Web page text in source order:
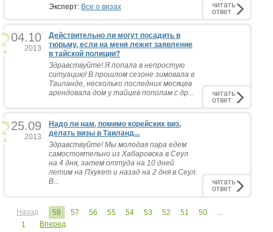
Эксперт: Все о визах читать
ответ
04.10
2013
Действительно ли могут посадить в
тюрьму, если на меня лежит заявление
в тайской полиции?
Здравствуйте! Я попала в непростую
ситуацию! В прошлом сезоне зимовала в
Таиланде, несколько последних месяцев
арендовала дом у тайцев пополам с др...
читать
ответ
25.09
2013
Надо ли нам, помимо корейских виз,
делать визы в Таиланд...
Здравствуйте! Мы молодая пара едем
самостоятельно из Хабаровска в Сеул
на 4 дня, затем оттуда на 10 дней
летим на Пхукет и назад на 2 дня в Сеул.
В...
читать
ответ
Назад 58 57 56 55 54 53 52 51 50
...
1
Вперед